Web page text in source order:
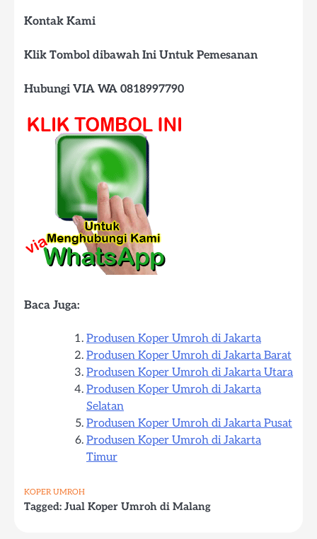
Kontak Kami
Klik Tombol dibawah Ini Untuk Pemesanan
Hubungi VIA WA 0818997790
Baca Juga:
Produsen Koper Umroh di Jakarta
Produsen Koper Umroh di Jakarta Barat
Produsen Koper Umroh di Jakarta Utara
Produsen Koper Umroh di Jakarta
Selatan
Produsen Koper Umroh di Jakarta Pusat
Produsen Koper Umroh di Jakarta
Timur
KOPER UMROH
Tagged: Jual Koper Umroh di Malang